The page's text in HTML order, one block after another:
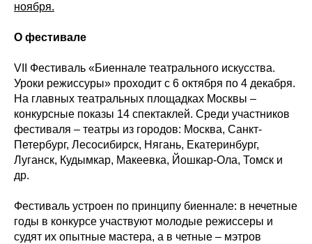
ноября.
О фестивале
VII Фестиваль «Биеннале театрального искусства.
Уроки режиссуры» проходит с 6 октября по 4 декабря.
На главных театральных площадках Москвы –
конкурсные показы 14 спектаклей. Среди участников
фестиваля – театры из городов: Москва, Санкт-
Петербург, Лесосибирск, Нягань, Екатеринбург,
Луганск, Кудымкар, Макеевка, Йошкар-Ола, Томск и
др.
Фестиваль устроен по принципу биеннале: в нечетные
годы в конкурсе участвуют молодые режиссеры и
судят их опытные мастера, а в четные – мэтров